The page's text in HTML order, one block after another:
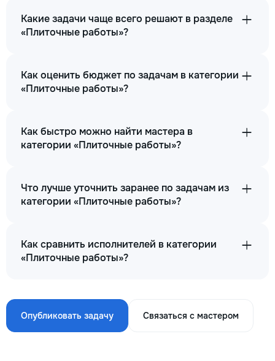
Какие задачи чаще всего решают в разделе
«Плиточные работы»?
Как оценить бюджет по задачам в категории
«Плиточные работы»?
Как быстро можно найти мастера в
категории «Плиточные работы»?
Что лучше уточнить заранее по задачам из
категории «Плиточные работы»?
Как сравнить исполнителей в категории
«Плиточные работы»?
Опубликовать задачу Связаться с мастером